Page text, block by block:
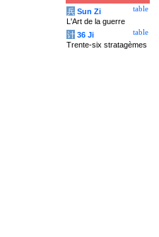
table
兵 Sun Zi
L'Art de la guerre
table
计 36 Ji
Trente-six stratagèmes